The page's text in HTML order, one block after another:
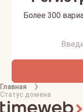
Более 300
Главная
Статус домена